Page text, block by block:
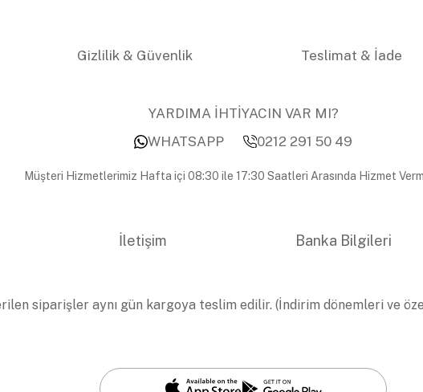
Gizlilik & Güvenlik Teslimat & İade
YARDIMA İHTİYACIN VAR MI?
WHATSAPP
0212 291 50 49
Müşteri Hizmetlerimiz Hafta içi 08:30 ile 17:30 Saatleri Arasında Hizmet
İletişim Banka Bilgileri
siparişler aynı gün kargoya teslim edilir. (İndirim dönemleri ve